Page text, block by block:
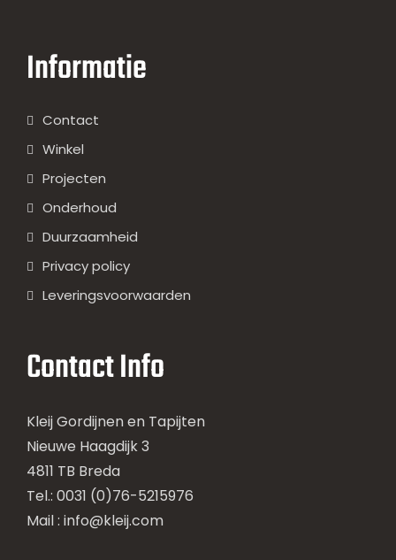
Informatie
Contact
Winkel
Projecten
Onderhoud
Duurzaamheid
Privacy policy
Leveringsvoorwaarden
Contact Info
Kleij Gordijnen en Tapijten
Nieuwe Haagdijk 3
4811 TB Breda
Tel.: 0031 (0)76-5215976
Mail : info@kleij.com